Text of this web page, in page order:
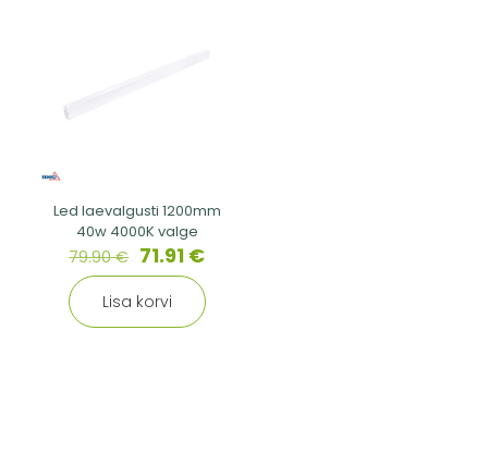
Led laevalgusti 1200mm
40w 4000K valge
79.90€ 71.91 €
Lisa korvi